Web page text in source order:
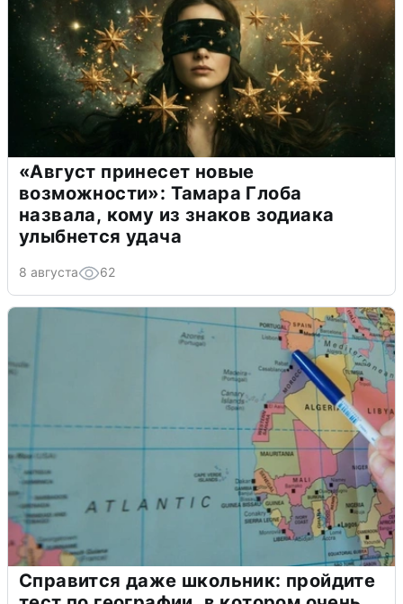
«Август принесет новые
возможности»: Тамара Глоба
назвала, кому из знаков зодиака
улыбнется удача
8 августа 62
Справится даже школьник: пройдите